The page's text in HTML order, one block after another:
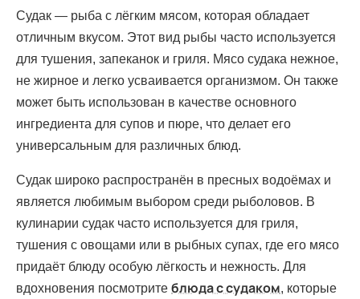
Судак — рыба с лёгким мясом, которая обладает
отличным вкусом. Этот вид рыбы часто используется
для тушения, запеканок и гриля. Мясо судака нежное,
не жирное и легко усваивается организмом. Он также
может быть использован в качестве основного
ингредиента для супов и пюре, что делает его
универсальным для различных блюд.
Судак широко распространён в пресных водоёмах и
является любимым выбором среди рыболовов. В
кулинарии судак часто используется для гриля,
тушения с овощами или в рыбных супах, где его мясо
придаёт блюду особую лёгкость и нежность. Для
вдохновения посмотрите блюда с судаком, которые